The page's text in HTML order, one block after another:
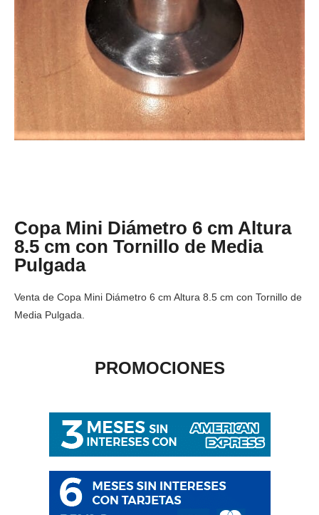
Copa Mini Diámetro 6 cm Altura
8.5 cm con Tornillo de Media
Pulgada
Venta de Copa Mini Diámetro 6 cm Altura 8.5 cm con Tornillo de
Media Pulgada.
PROMOCIONES